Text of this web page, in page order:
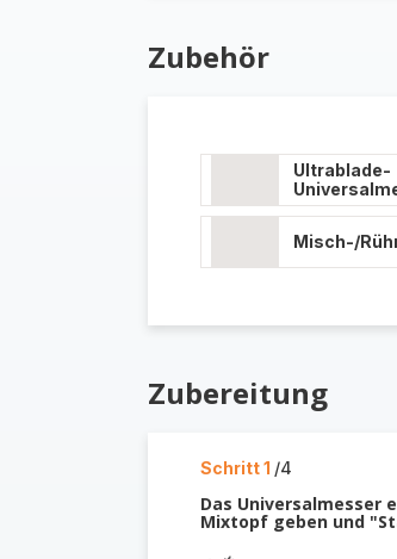
Zubehör
Ultrablade-
Misch-/
Zubereitung
Schritt 1 /4
Das Universalmesser
Mixtopf geben und